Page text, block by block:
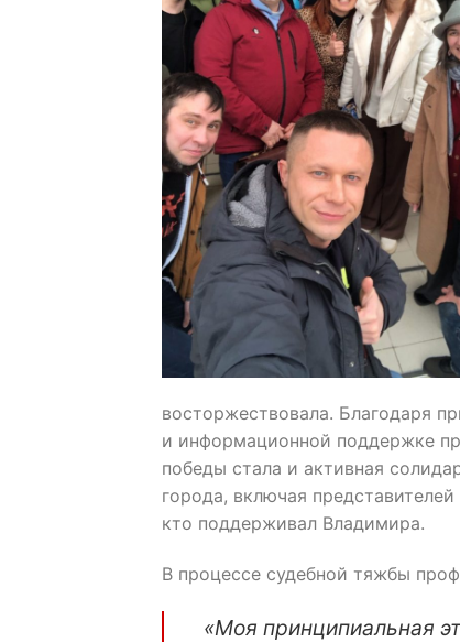
восторжествовала. Благодаря
и информационной поддержке
победы стала и активная
города, включая
кто поддерживал Владимира.
В процессе судебной тяжбы
«Моя принципиальная